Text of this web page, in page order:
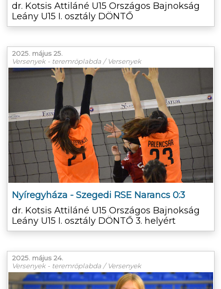
dr. Kotsis Attiláné U15 Országos Bajnokság
Leány U15 I. osztály DÖNTŐ
2025. május 25.
Versenyek - teremröplabda / Versenyek
Nyíregyháza - Szegedi RSE Narancs 0:3
dr. Kotsis Attiláné U15 Országos Bajnokság
Leány U15 I. osztály DÖNTŐ 3. helyért
2025. május 24.
Versenyek - teremröplabda / Versenyek